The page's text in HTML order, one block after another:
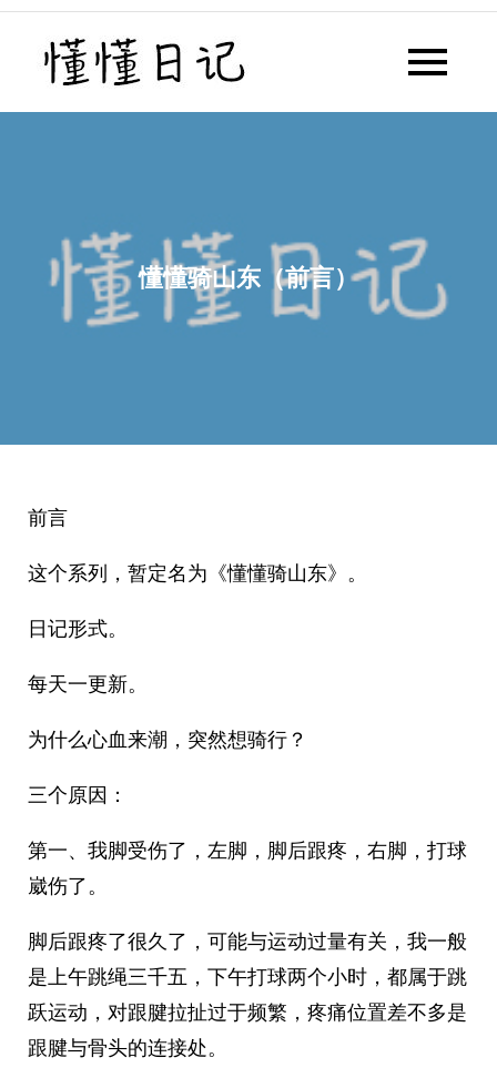
Skip
content
懂懂日记网每天同步更新懂懂学
懂懂骑山东（前言）
前言
这个系列，暂定名为《懂懂骑山东》。
日记形式。
每天一更新。
为什么心血来潮，突然想骑行？
三个原因：
第一、我脚受伤了，左脚，脚后跟疼，右脚，打球
崴伤了。
脚后跟疼了很久了，可能与运动过量有关，我一般
是上午跳绳三千五，下午打球两个小时，都属于跳
跃运动，对跟腱拉扯过于频繁，疼痛位置差不多是
跟腱与骨头的连接处。